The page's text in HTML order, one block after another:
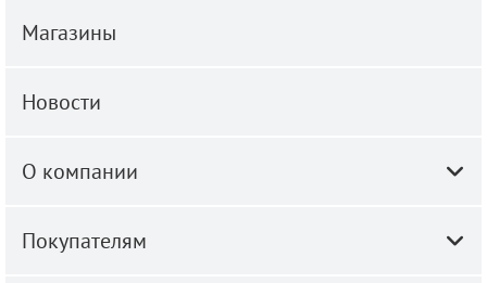
Магазины
Новости
О компании
Покупателям